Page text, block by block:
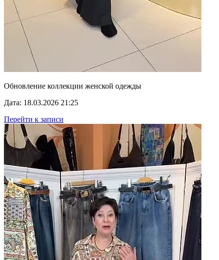
Обновление коллекции женской одежды
Дата: 18.03.2026 21:25
Перейти к записи